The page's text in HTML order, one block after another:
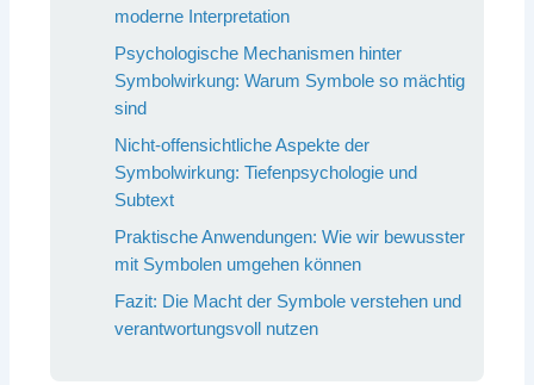
moderne Interpretation
Psychologische Mechanismen hinter
Symbolwirkung: Warum Symbole so mächtig
sind
Nicht-offensichtliche Aspekte der
Symbolwirkung: Tiefenpsychologie und
Subtext
Praktische Anwendungen: Wie wir bewusster
mit Symbolen umgehen können
Fazit: Die Macht der Symbole verstehen und
verantwortungsvoll nutzen